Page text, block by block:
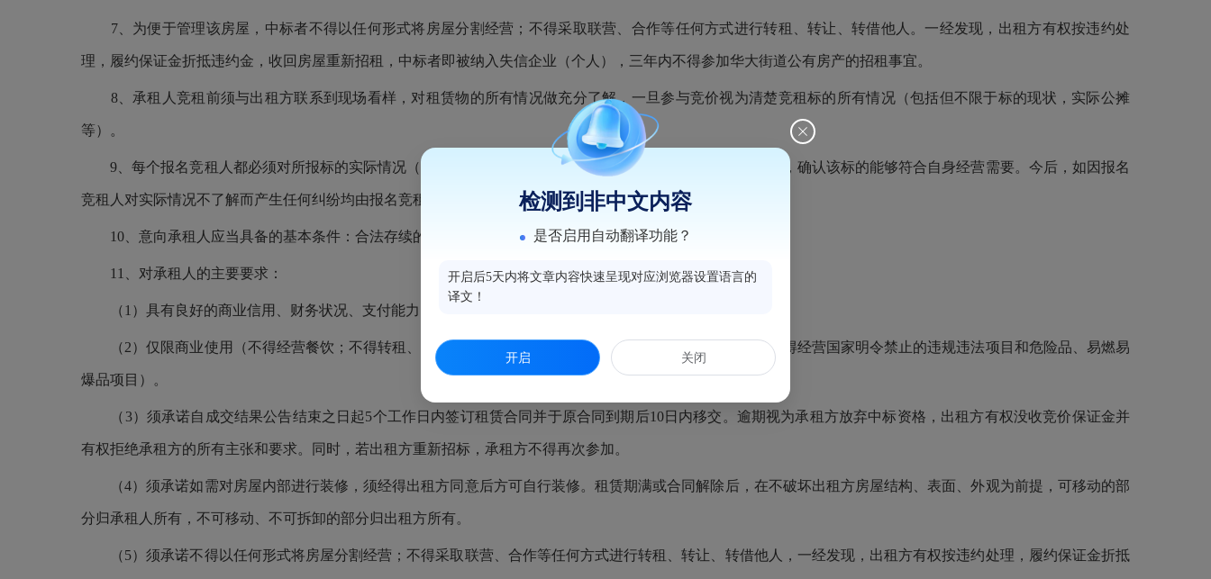
7、为便于管理该房屋，中标者不得以任何形式将房屋分割经营；不得采取联营、合作等任何方式进行转租、转让、转借他人。一经发现，出租方有权按违约处
理，履约保证金折抵违约金，收回房屋重新招租，中标者即被纳入失信企业（个人），三年内不得参加华大街道公有房产的招租事宜。
8、承租人竞租前须与出租方联系到现场看样，对租赁物的所有情况做充分了解，一旦参与竞价视为清楚竞租标的所有情况（包括但不限于标的现状，实际公摊
等）。
9、每个报名竞租人都必须对所报标的实际情况（包括地理位置、房屋状况、目前经营情况等）做充分了解，确认该标的能够符合自身经营需要。今后，如因报名
竞租人对实际情况不了解而产生任何纠纷均由报名竞租人自行承担，与出租方和本平台无关。
10、意向承租人应当具备的基本条件：合法存续的企业法人或具有完全民事行为能力的自然人。
11、对承租人的主要要求：
（1）具有良好的商业信用、财务状况、支付能力。
（2）仅限商业使用（不得经营餐饮；不得转租、转让、转借他人；不得利用该房屋从事非法经营活动；不得经营国家明令禁止的违规违法项目和危险品、易燃易
爆品项目）。
（ 3）须承诺自成交结果公告结束之日起5个工作日内签订租赁合同并于原合同到期后10日内移交。逾期视为承租方放弃中标资格，出租方有权没收竞价保证金并
有权拒绝承租方的所有主张和要求。同时，若出租方重新招标，承租方不得再次参加。
（4）须承诺如需对房屋内部进行装修，须经得出租方同意后方可自行装修。租赁期满或合同解除后，在不破坏出租方房屋结构、表面、外观为前提，可移动的部
分归承租人所有，不可移动、不可拆卸的部分归出租方所有。
（5）须承诺不得以任何形式将房屋分割经营；不得采取联营、合作等任何方式进行转租、转让、转借他人，一经发现，出租方有权按违约处理，履约保证金折抵
检测到非中文内容
是否启用自动翻译功能？
开启后5天内将文章内容快速呈现对应浏览器设置语言的
译文！
开启 关闭